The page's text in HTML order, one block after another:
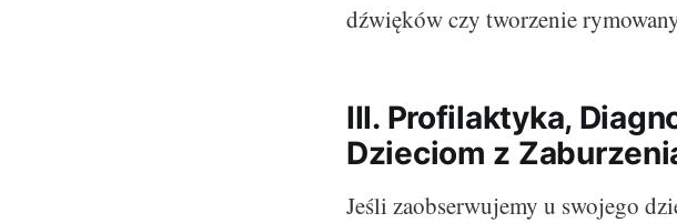
dźwięków czy tworzenie
III. Profilaktyka,
Dzieciom z
Jeśli zaobserwujemy u swojego